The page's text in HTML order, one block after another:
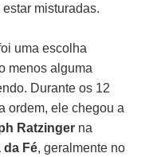
misturadas.
uma escolha
menos alguma
Durante os 12
ordem, ele chegou a
Ratzinger na
da Fé, geralmente no